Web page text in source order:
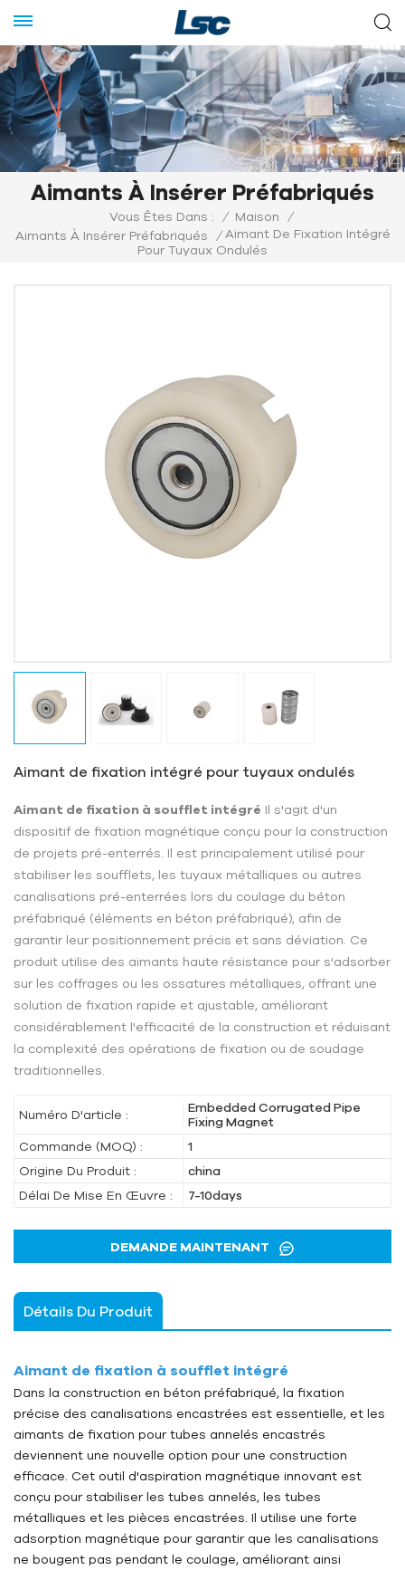
Aimants À Insérer Préfabriqués
Vous Êtes Dans : / Maison
/
Aimants À Insérer Préfabriqués
/ Aimant De Fixation Intégré
Pour Tuyaux Ondulés
Aimant de fixation intégré pour tuyaux ondulés
Aimant de fixation à soufflet intégré Il s'agit d'un
dispositif de fixation magnétique conçu pour la construction
de projets pré-enterrés. Il est principalement utilisé pour
stabiliser les soufflets, les tuyaux métalliques ou autres
canalisations pré-enterrées lors du coulage du béton
préfabriqué (éléments en béton préfabriqué), afin de
garantir leur positionnement précis et sans déviation. Ce
produit utilise des aimants haute résistance pour s'adsorber
sur les coffrages ou les ossatures métalliques, offrant une
solution de fixation rapide et ajustable, améliorant
considérablement l'efficacité de la construction et réduisant
la complexité des opérations de fixation ou de soudage
traditionnelles.
Numéro D'article :
Embedded Corrugated Pipe
Fixing Magnet
Commande (MOQ) :
1
Origine Du Produit :
china
Délai De Mise En Œuvre :
7-10days
DEMANDE MAINTENANT
Détails Du Produit
Aimant de fixation à soufflet intégré
Dans la construction en béton préfabriqué, la fixation
précise des canalisations encastrées est essentielle, et les
aimants de fixation pour tubes annelés encastrés
deviennent une nouvelle option pour une construction
efficace. Cet outil d'aspiration magnétique innovant est
conçu pour stabiliser les tubes annelés, les tubes
métalliques et les pièces encastrées. Il utilise une forte
adsorption magnétique pour garantir que les canalisations
ne bougent pas pendant le coulage, améliorant ainsi